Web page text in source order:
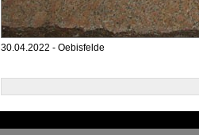
30.04.2022 - Oebisfelde